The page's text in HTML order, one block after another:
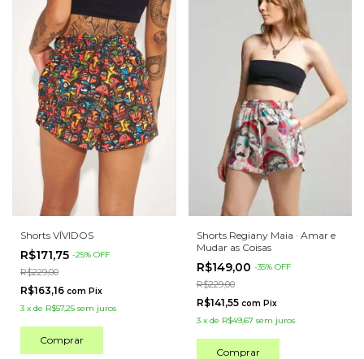
Shorts VÍVIDOS
R$171,75 -25% OFF
R$229,00
R$163,16 com Pix
3 x de R$57,25 sem juros
Comprar
Shorts Regiany Maia · Amar e
Mudar as Coisas
R$149,00 -35% OFF
R$229,00
R$141,55 com Pix
3 x de R$49,67 sem juros
Comprar